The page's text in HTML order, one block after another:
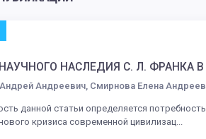
НАСЛЕДИЯ С. Л. ФРАНКА
Андреевич, Смирнова Елена
данной статьи определяется
кризиса современной цивилизац...